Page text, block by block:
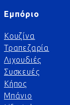
Εμπόριο
Κουζίνα
Τραπεζαρία
Λιχουδιές
Συσκευές
Κήπος
Μπάνιο